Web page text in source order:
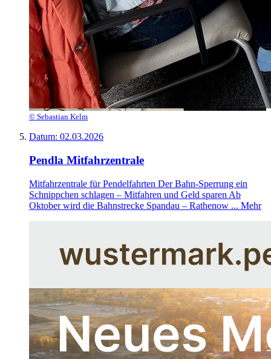
© Sebastian Kelm
Datum: 02.03.2026
Pendla Mitfahrzentrale
Mitfahrzentrale für Pendelfahrten Der Bahn-Sperrung ein
Schnippchen schlagen – Mitfahren und Geld sparen Ab
Oktober wird die Bahnstrecke Spandau – Rathenow ... Mehr